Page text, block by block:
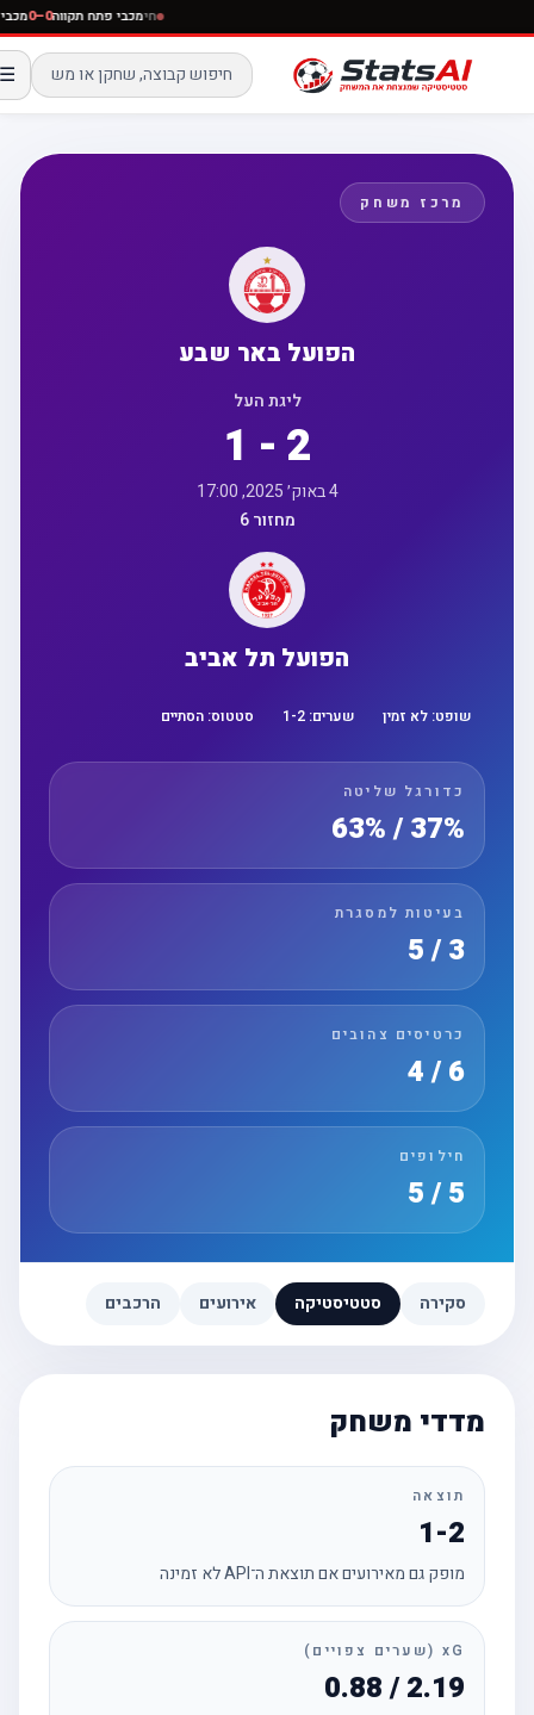
חימכבי פתח תקווה0–0
☰
מרכז משחק
הפועל באר שבע
ליגת העל
1 - 2
מחזור 6
הפועל תל אביב
שופט:לא זמין שערים: 1 -2 סטטוס:הסתיים
כדורגל שליטה
37% / 63%
בעיטות למסגרת
3 / 5
כרטיסים צהובים
6 / 4
חילופים
סקירה סטטיסטיקה אירועים הרכבים
מדדי משחק
תוצאה
1-2
מופק גם מאירועים אם תוצאת ה־API לא זמינה
xG (שערים צפויים)
0.88 / 2.19